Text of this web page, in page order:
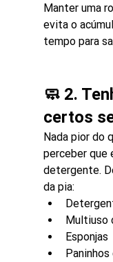
Manter uma
evita o
tempo para
🧼 2.
certos
Nada pior do
perceber que
detergente.
da pia:
Multiuso
Esponjas